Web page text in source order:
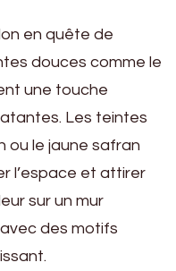
en quête de
douces comme le
une touche
Les teintes
ou le jaune safran
l’espace et attirer
sur un mur
des motifs